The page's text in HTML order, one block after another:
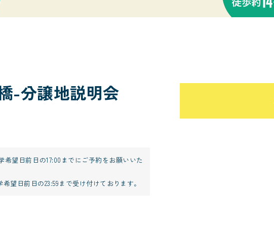
-分譲地説明会
希望日前日の17:00までにご予約をお願いいた
望日前日の23:59まで受け付けております。